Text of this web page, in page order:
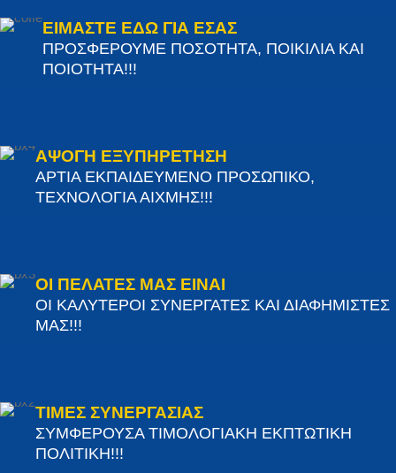
ΕΙΜΑΣΤΕ ΕΔΩ ΓΙΑ ΕΣΑΣ
ΠΡΟΣΦΕΡΟΥΜΕ ΠΟΣΟΤΗΤΑ, ΠΟΙΚΙΛΙΑ ΚΑΙ
ΠΟΙΟΤΗΤΑ!!!
ΑΨΟΓΗ ΕΞΥΠΗΡΕΤΗΣΗ
ΑΡΤΙΑ ΕΚΠΑΙΔΕΥΜΕΝΟ ΠΡΟΣΩΠΙΚΟ,
ΤΕΧΝΟΛΟΓΙΑ ΑΙΧΜΗΣ!!!
ΟΙ ΠΕΛΑΤΕΣ ΜΑΣ ΕΙΝΑΙ
ΟΙ ΚΑΛΥΤΕΡΟΙ ΣΥΝΕΡΓΑΤΕΣ ΚΑΙ ΔΙΑΦΗΜΙΣΤΕΣ
ΜΑΣ!!!
ΤΙΜΕΣ ΣΥΝΕΡΓΑΣΙΑΣ
ΣΥΜΦΕΡΟΥΣΑ ΤΙΜΟΛΟΓΙΑΚΗ ΕΚΠΤΩΤΙΚΗ
ΠΟΛΙΤΙΚΗ!!!